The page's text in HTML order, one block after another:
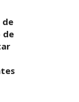
de
de